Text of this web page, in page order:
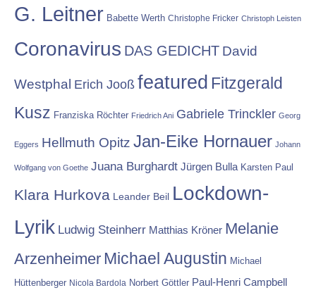
G. Leitner Babette Werth Christophe Fricker Christoph Leisten
Coronavirus DAS GEDICHT David
Westphal Erich Jooß featured Fitzgerald
Kusz Franziska Röchter Friedrich Ani Gabriele Trinckler Georg
Eggers Hellmuth Opitz Jan-Eike Hornauer Johann
Wolfgang von Goethe Juana Burghardt Jürgen Bulla Karsten Paul
Klara Hurkova Leander Beil Lockdown-
Lyrik Ludwig Steinherr Matthias Kröner Melanie
Arzenheimer Michael Augustin Michael
Hüttenberger Nicola Bardola Norbert Göttler Paul-Henri Campbell